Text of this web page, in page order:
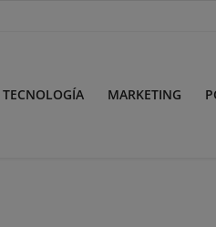
TECNOLOGÍA MARKETING